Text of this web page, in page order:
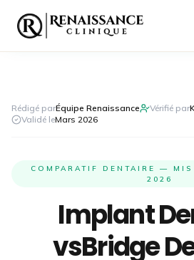
Rédigé parÉquipe Renaissance Vérifié par
Validé leMars 2026
COMPARATIF DENTAIRE —
2026
Implant
vsBridge